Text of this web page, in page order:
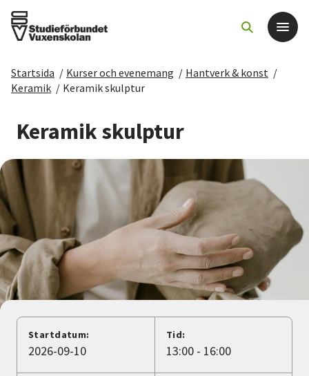
Det här gör vi
För dig som
Sök kurser och evenemang
Om SV
Starta studiecirkel
Cirkelledare
Nyheter
Avdelningar
Startsida / Kurser och evenemang / Hantverk & konst /
Keramik / Keramik skulptur
Keramik skulptur
Startdatum:
2026-09-10
Tid:
13:00 - 16:00